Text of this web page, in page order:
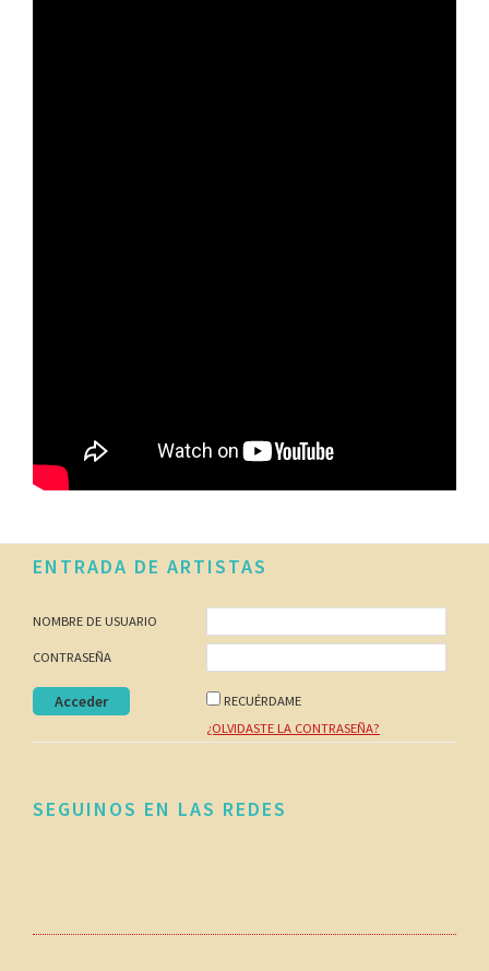
Footer
ENTRADA DE ARTISTAS
NOMBRE DE USUARIO
CONTRASEÑA
RECUÉRDAME
¿OLVIDASTE LA CONTRASEÑA?
SEGUINOS EN LAS REDES